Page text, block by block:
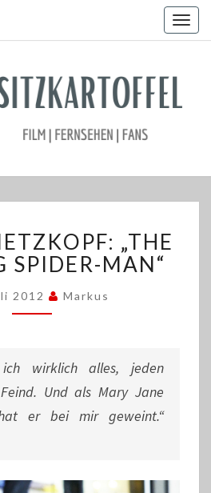
NETZKOPF:
„THE
AMAZING
SPIDER-
MAN“
„THE
SPIDER-MAN“
2012 Markus
wirklich alles, jeden
Und als Mary Jane
er bei mir geweint.“